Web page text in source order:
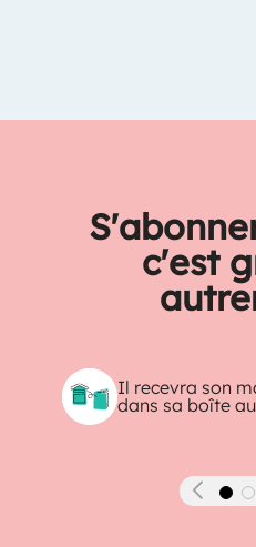
c'est
Il recevra son
dans sa boîte